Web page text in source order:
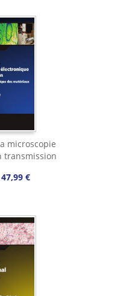
microscopie
transmission
47,99 €